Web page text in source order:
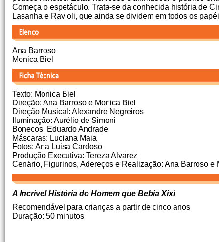
Começa o espetáculo. Trata-se da conhecida história de
Lasanha e Ravioli, que ainda se dividem em todos os
Ana Barroso
Monica Biel
Texto: Monica Biel
Direção: Ana Barroso e Monica Biel
Direção Musical: Alexandre Negreiros
Iluminação: Aurélio de Simoni
Bonecos: Eduardo Andrade
Máscaras: Luciana Maia
Fotos: Ana Luisa Cardoso
Produção Executiva: Tereza Alvarez
Cenário, Figurinos, Adereços e Realização: Ana Barroso e
A Incrível História do Homem que Bebia Xixi
Recomendável para crianças a partir de cinco anos
Duração: 50 minutos